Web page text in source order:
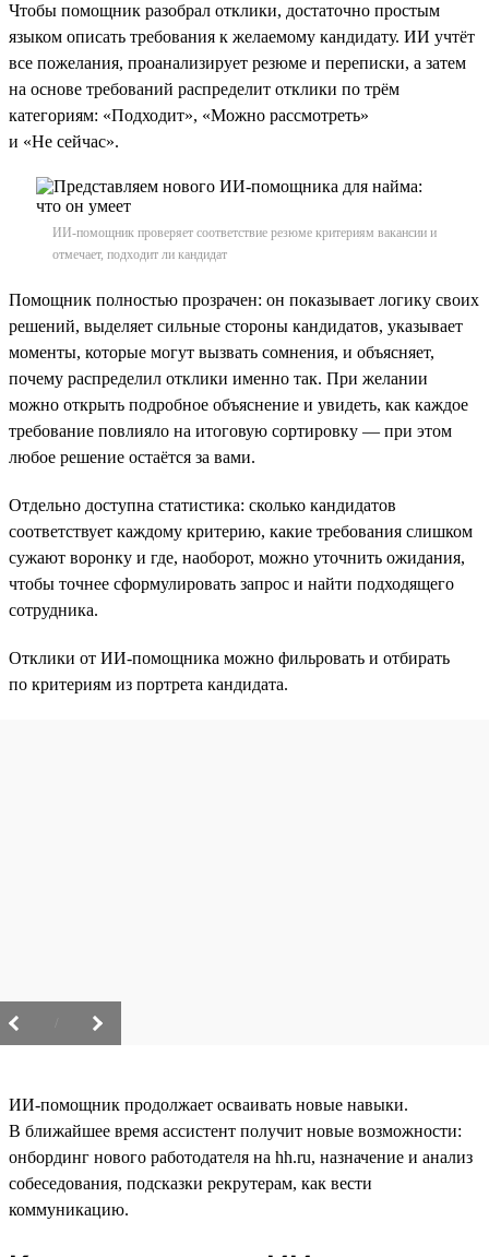
Чтобы помощник разобрал отклики, достаточно простым
языком описать требования к желаемому кандидату. ИИ учтёт
все пожелания, проанализирует резюме и переписки, а затем
на основе требований распределит отклики по трём
категориям: «Подходит», «Можно рассмотреть»
и «Не сейчас».
ИИ-помощник проверяет соответствие резюме критериям вакансии и
отмечает, подходит ли кандидат
Помощник полностью прозрачен: он показывает логику своих
решений, выделяет сильные стороны кандидатов, указывает
моменты, которые могут вызвать сомнения, и объясняет,
почему распределил отклики именно так. При желании
можно открыть подробное объяснение и увидеть, как каждое
требование повлияло на итоговую сортировку — при этом
любое решение остаётся за вами.
Отдельно доступна статистика: сколько кандидатов
соответствует каждому критерию, какие требования слишком
сужают воронку и где, наоборот, можно уточнить ожидания,
чтобы точнее сформулировать запрос и найти подходящего
сотрудника.
Отклики от ИИ-помощника можно фильровать и отбирать
по критериям из портрета кандидата.
ИИ-помощник продолжает осваивать новые навыки.
В ближайшее время ассистент получит новые возможности:
онбординг нового работодателя на hh.ru, назначение и анализ
собеседования, подсказки рекрутерам, как вести
коммуникацию.